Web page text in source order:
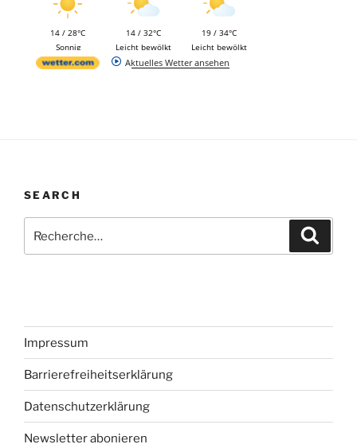
14 / 28°C
Sonnig
14 / 32°C
Leicht bewölkt
19 / 34°C
Leicht bewölkt
Aktuelles Wetter ansehen
SEARCH
pour
Impressum
Barrierefreiheitserklärung
Datenschutzerklärung
Newsletter abonieren